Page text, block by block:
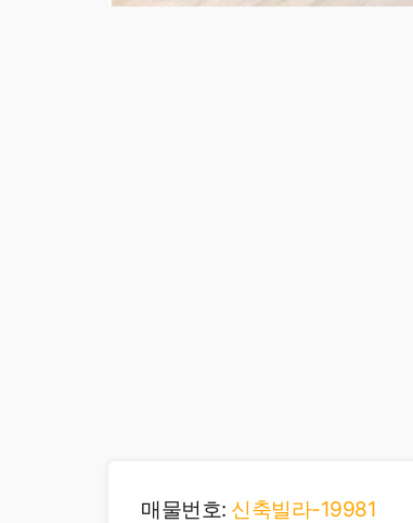
매물번호: 신축빌라-19981